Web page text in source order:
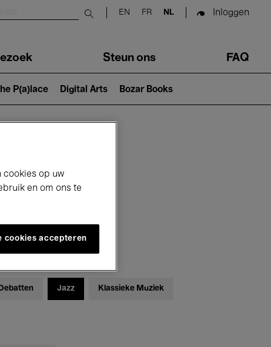
Submit search
EN FR NL Inloggen
Steun ons FAQ
P(a)lace Digital Arts Bozar Books
Jazz Klassieke Muziek
cookies op uw
en om ons te
cookies accepteren